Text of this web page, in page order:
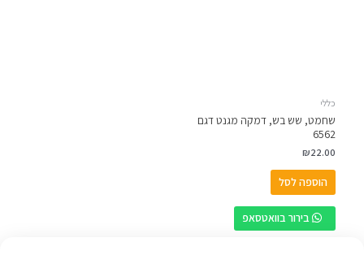
כללי
שחמט, שש בש, דמקה מגנט דגם
6562
₪22.00
הוספה לסל
בירור בוואטסאפ